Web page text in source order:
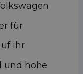
für
ihr
und hohe